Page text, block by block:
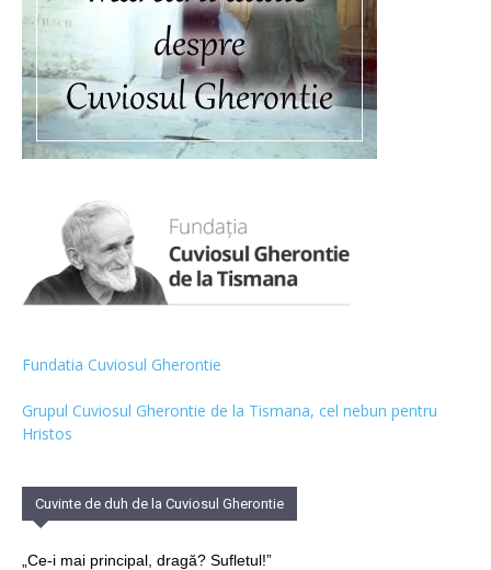
Fundatia Cuviosul Gherontie
Grupul Cuviosul Gherontie de la Tismana, cel nebun pentru
Hristos
Cuvinte de duh de la Cuviosul Gherontie
„Ce-i mai principal, dragă? Sufletul!”